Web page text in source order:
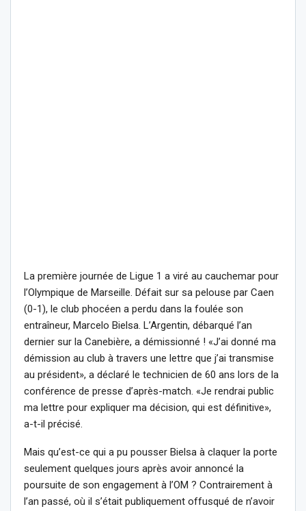
La première journée de Ligue 1 a viré au cauchemar pour
l’Olympique de Marseille. Défait sur sa pelouse par Caen
(0-1), le club phocéen a perdu dans la foulée son
entraîneur, Marcelo Bielsa. L’Argentin, débarqué l’an
dernier sur la Canebière, a démissionné ! «J’ai donné ma
démission au club à travers une lettre que j’ai transmise
au président», a déclaré le technicien de 60 ans lors de la
conférence de presse d’après-match. «Je rendrai public
ma lettre pour expliquer ma décision, qui est définitive»,
a-t-il précisé.
Mais qu’est-ce qui a pu pousser Bielsa à claquer la porte
seulement quelques jours après avoir annoncé la
poursuite de son engagement à l’OM ? Contrairement à
l’an passé, où il s’était publiquement offusqué de n’avoir